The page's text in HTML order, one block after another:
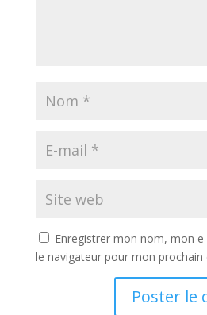
Enregistrer mon nom, mon
le navigateur pour mon prochain